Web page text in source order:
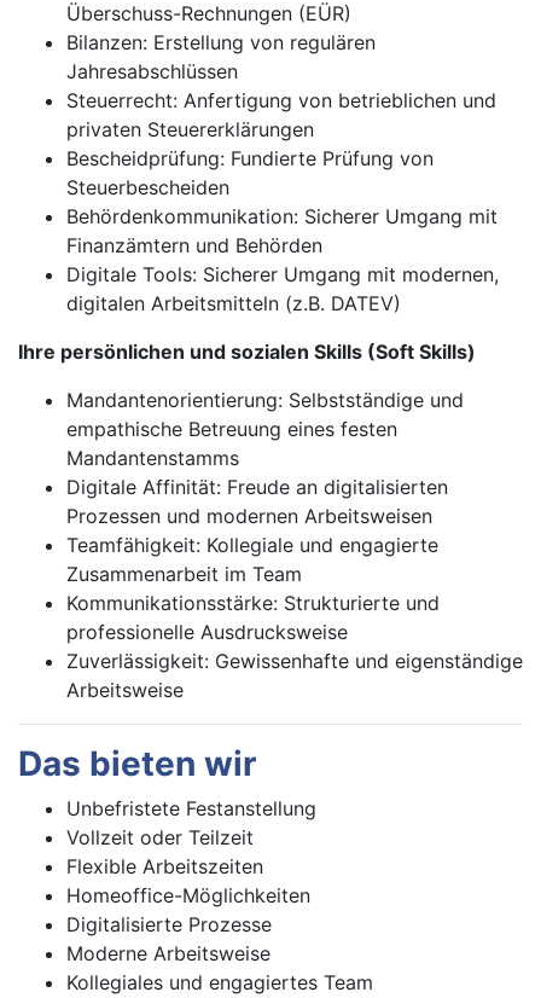
Überschuss-Rechnungen (EÜR)
Bilanzen: Erstellung von regulären
Jahresabschlüssen
Steuerrecht: Anfertigung von betrieblichen und
privaten Steuererklärungen
Bescheidprüfung: Fundierte Prüfung von
Steuerbescheiden
Behördenkommunikation: Sicherer Umgang mit
Finanzämtern und Behörden
Digitale Tools: Sicherer Umgang mit modernen,
digitalen Arbeitsmitteln (z.B. DATEV)
Ihre persönlichen und sozialen Skills (Soft Skills)
Mandantenorientierung: Selbstständige und
empathische Betreuung eines festen
Mandantenstamms
Digitale Affinität: Freude an digitalisierten
Prozessen und modernen Arbeitsweisen
Teamfähigkeit: Kollegiale und engagierte
Zusammenarbeit im Team
Kommunikationsstärke: Strukturierte und
professionelle Ausdrucksweise
Zuverlässigkeit: Gewissenhafte und eigenständige
Arbeitsweise
Das bieten wir
Unbefristete Festanstellung
Vollzeit oder Teilzeit
Flexible Arbeitszeiten
Homeoffice-Möglichkeiten
Digitalisierte Prozesse
Moderne Arbeitsweise
Kollegiales und engagiertes Team